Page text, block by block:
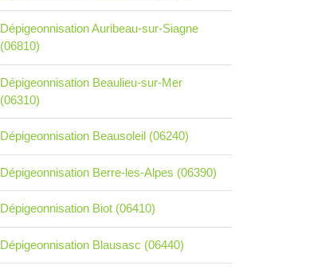
Dépigeonnisation Auribeau-sur-Siagne
(06810)
Dépigeonnisation Beaulieu-sur-Mer
(06310)
Dépigeonnisation Beausoleil (06240)
Dépigeonnisation Berre-les-Alpes (06390)
Dépigeonnisation Biot (06410)
Dépigeonnisation Blausasc (06440)